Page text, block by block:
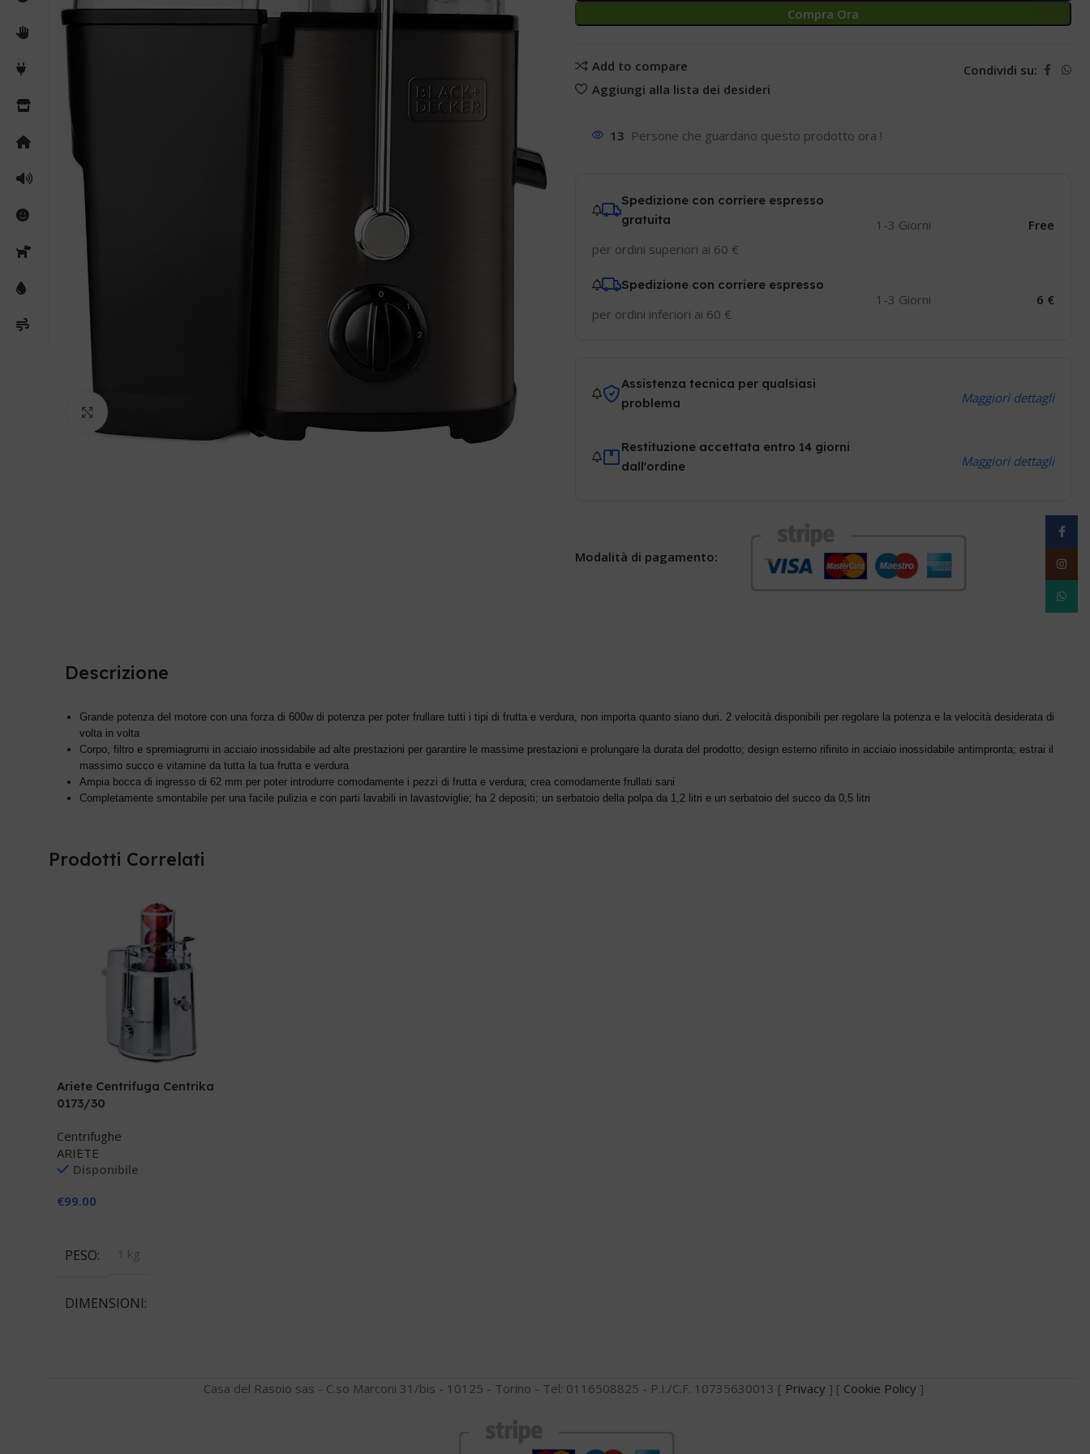
Clicca per ingrandire
Compra Ora
Add to compare
Aggiungi alla lista dei desideri
Condividi su:
13 Persone che guardano questo prodotto ora !
Spedizione con corriere espresso
gratuita
per ordini superiori ai 60 €
1-3 Giorni Free
Spedizione con corriere espresso
per ordini inferiori ai 60 €
1-3 Giorni 6 €
Assistenza tecnica per qualsiasi
problema
Maggiori dettagli
Restituzione accettata entro 14 giorni
dall'ordine
Maggiori dettagli
Modalità di pagamento:
Descrizione
Grande potenza del motore con una forza di 600w di potenza per poter frullare tutti i tipi di frutta e verdura, non importa quanto siano duri. 2 velocità disponibili per regolare la potenza e la velocità desiderata di
volta in volta
Corpo, filtro e spremiagrumi in acciaio inossidabile ad alte prestazioni per garantire le massime prestazioni e prolungare la durata del prodotto; design esterno rifinito in acciaio inossidabile antimpronta; estrai il
massimo succo e vitamine da tutta la tua frutta e verdura
Ampia bocca di ingresso di 62 mm per poter introdurre comodamente i pezzi di frutta e verdura; crea comodamente frullati sani
Completamente smontabile per una facile pulizia e con parti lavabili in lavastoviglie; ha 2 depositi; un serbatoio della polpa da 1,2 litri e un serbatoio del succo da 0,5 litri
Prodotti Correlati
Ariete Centrifuga Centrika
0173/30
Centrifughe
ARIETE
Disponibile
€99.00
PESO 1 kg
DIMENSIONI
Casa del Rasoio sas - C.so Marconi 31/bis - 10125 - Torino - Tel: 0116508825 - P.I./C.F. 10735630013 [ Privacy ] [ Cookie Policy ]